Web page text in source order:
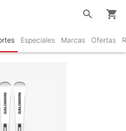
Especiales Marcas Ofertas
search shopping_cart